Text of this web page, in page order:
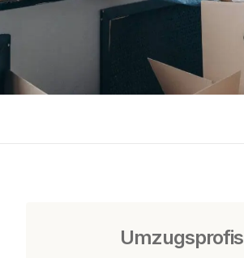
Umzugsprofis